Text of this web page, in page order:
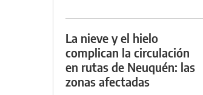
La nieve y el hielo
complican la circulación
en rutas de Neuquén: las
zonas afectadas